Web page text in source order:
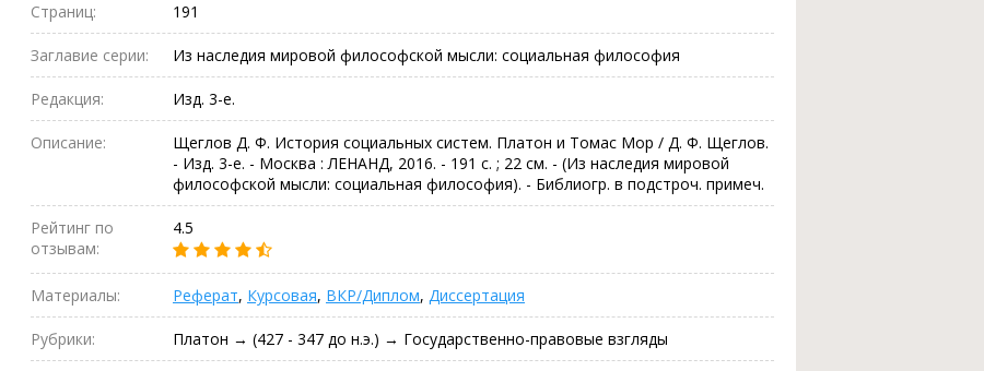
Страниц: 191
Заглавие серии: Из наследия мировой философской мысли: социальная философия
Редакция: Изд. 3-е.
Описание:
Щеглов Д. Ф. История социальных систем. Платон и Томас Мор / Д. Ф. Щеглов.
- Изд. 3-е. - Москва : ЛЕНАНД, 2016. - 191 с. ; 22 см. - (Из наследия мировой
философской мысли: социальная философия). - Библиогр. в подстроч. примеч.
Рейтинг по
отзывам:
4.5
Материалы: Реферат, Курсовая, ВКР/Диплом, Диссертация
Рубрики: Платон → (427 - 347 до н.э.) → Государственно-правовые взгляды